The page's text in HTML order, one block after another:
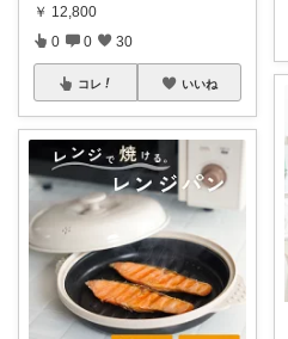
￥ 12,800
0 0 30
コレ いいね